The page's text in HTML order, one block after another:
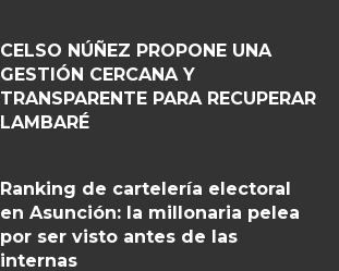
CELSO NÚÑEZ PROPONE UNA
GESTIÓN CERCANA Y
TRANSPARENTE PARA RECUPERAR
LAMBARÉ
Ranking de cartelería electoral
en Asunción: la millonaria pelea
por ser visto antes de las
internas